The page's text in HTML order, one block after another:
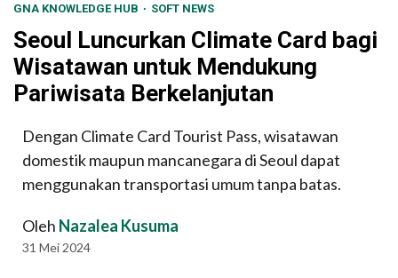
GNA KNOWLEDGE HUB SOFT NEWS
Seoul Luncurkan Climate Card bagi
Wisatawan untuk Mendukung
Pariwisata Berkelanjutan
Dengan Climate Card Tourist Pass, wisatawan
domestik maupun mancanegara di Seoul dapat
menggunakan transportasi umum tanpa batas.
Oleh Nazalea Kusuma
31 Mei 2024